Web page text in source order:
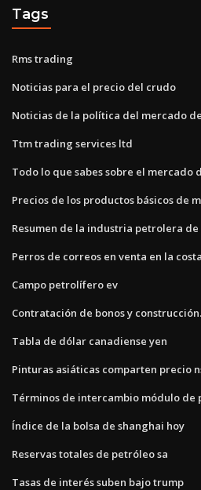
Tags
Rms trading
Noticias para el precio del crudo
Noticias de la política del mercado
Ttm trading services ltd
Todo lo que sabes sobre el mercado
Precios de los productos básicos de
Resumen de la industria petrolera
Perros de correos en venta en la
Campo petrolífero ev
Contratación de bonos y construcción.
Tabla de dólar canadiense yen
Pinturas asiáticas comparten precio
Términos de intercambio módulo de
Índice de la bolsa de shanghai hoy
Reservas totales de petróleo sa
Tasas de interés suben bajo trump